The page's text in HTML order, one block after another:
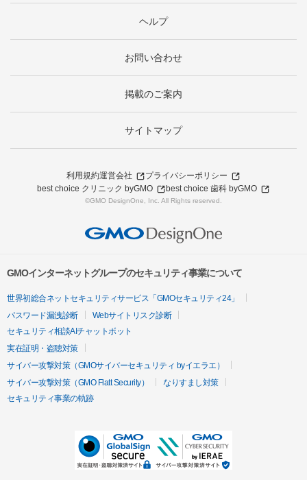
ヘルプ
お問い合わせ
掲載のご案内
サイトマップ
利用規約運営会社
プライバシーポリシー
best choice クリニック byGMO
best choice 歯科 byGMO
©GMO DesignOne, Inc. All Rights reserved.
GMOインターネットグループのセキュリティ事業について
世界初総合ネットセキュリティサービス「GMOセキュリティ24」
パスワード漏洩診断
Webサイトリスク診断
セキュリティ相談AIチャットボット
実在証明・盗聴対策
サイバー攻撃対策（GMOサイバーセキュリティ byイエラエ）
サイバー攻撃対策（GMO Flatt Security）
なりすまし対策
セキュリティ事業の軌跡